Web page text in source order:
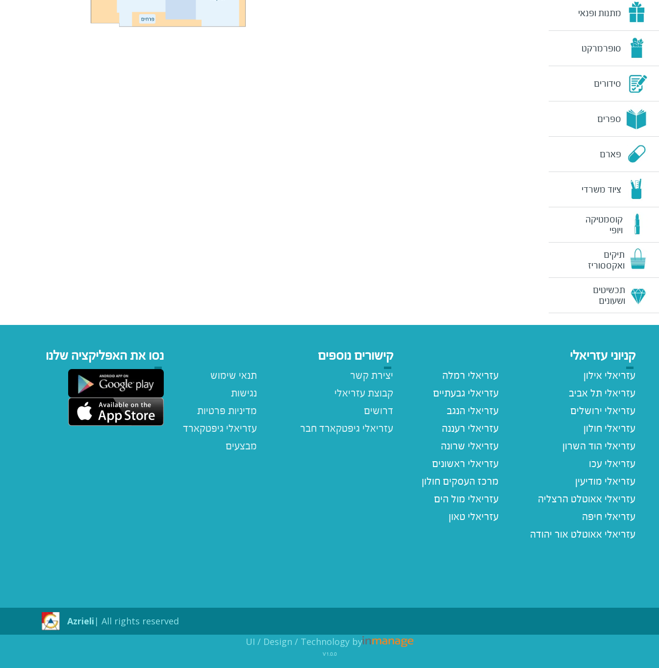
מתנות ופנאי
סופרמרקט
סידורים
ספרים
פארם
ציוד משרדי
קוסמטיקה
ויופי
תיקים
ואקססוריז
תכשיטים
ושעונים
קניוני עזריאלי
עזריאלי אילון
עזריאלי תל אביב
עזריאלי ירושלים
עזריאלי חולון
עזריאלי הוד השרון
עזריאלי עכו
עזריאלי מודיעין
עזריאלי אאוטלט הרצליה
עזריאלי חיפה
עזריאלי אאוטלט אור יהודה
עזריאלי רמלה
עזריאלי גבעתיים
עזריאלי הנגב
עזריאלי רעננה
עזריאלי שרונה
עזריאלי ראשונים
מרכז העסקים חולון
עזריאלי מול הים
עזריאלי טאון
קישורים נוספים
תנאי שימוש
נגישות
מדיניות פרטיות
עזריאלי גיפטקארד
מבצעים
יצירת קשר
קבוצת עזריאלי
דרושים
נסו את האפליקציה שלנו
All rights reserved |
Azrieli
UI / Design / Technology by
v1.0.0